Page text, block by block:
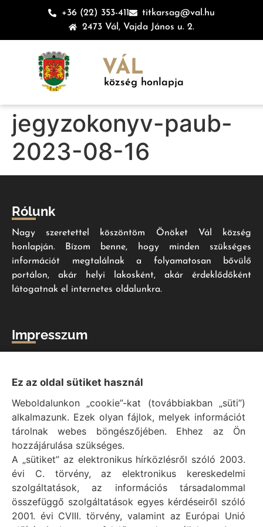
+36 (22) 353-411
titkarsag@val.hu
2473 Vál, Vajda János u. 2.
VÁL
község honlapja
jegyzokonyv-paub-
2023-08-16
Rólunk
Nagy szeretettel köszöntöm Önöket Vál község
honlapján. Bízom benne, hogy minden szükséges
információt megtalálnak a folyamatosan bővülő
portálon, akár helyi lakosként, akár érdeklődőként
látogatnak el internetes oldalunkra.
Impresszum
Vál Község Önkormányzat © 1996 - 2020
Adatvédelmi tájékoztató
Felelős: Bechtold Tamás polgármester
Cím: H-2473 Vál, Vajda János utca 2.
Telefon: +36 (22) 353-411
E-mail: polgarmester@val.hu
Elérhetőségek
Ez az oldal sütiket használ
Weboldalunkon „cookie”-kat (továbbiakban „süti”)
alkalmazunk. Ezek olyan fájlok, melyek információt
tárolnak webes böngészőjében. Ehhez az Ön
hozzájárulása szükséges.
A „sütiket” az elektronikus hírközlésről szóló 2003.
évi C. törvény, az elektronikus kereskedelmi
szolgáltatások, az információs társadalommal
összefüggő szolgáltatások egyes kérdéseiről szóló
2001. évi CVIII. törvény, valamint az Európai Unió